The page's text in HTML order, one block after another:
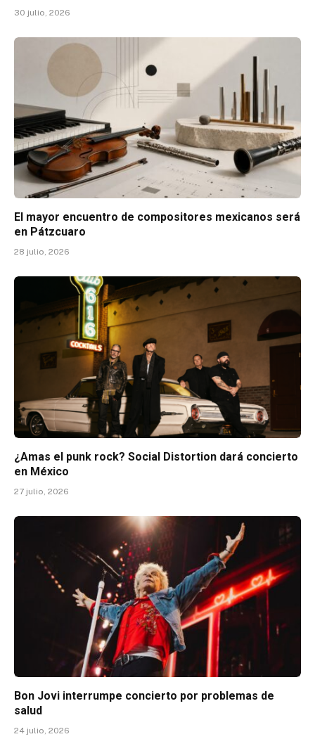
30 julio, 2026
El mayor encuentro de compositores mexicanos será
en Pátzcuaro
28 julio, 2026
¿Amas el punk rock? Social Distortion dará concierto
en México
27 julio, 2026
Bon Jovi interrumpe concierto por problemas de
salud
24 julio, 2026